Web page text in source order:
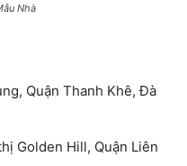
Nhà
Quận Thanh Khê, Đà
Golden Hill, Quận Liên